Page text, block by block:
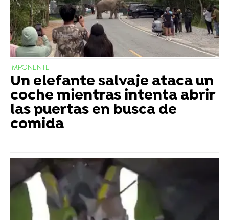
IMPONENTE
Un elefante salvaje ataca un
coche mientras intenta abrir
las puertas en busca de
comida